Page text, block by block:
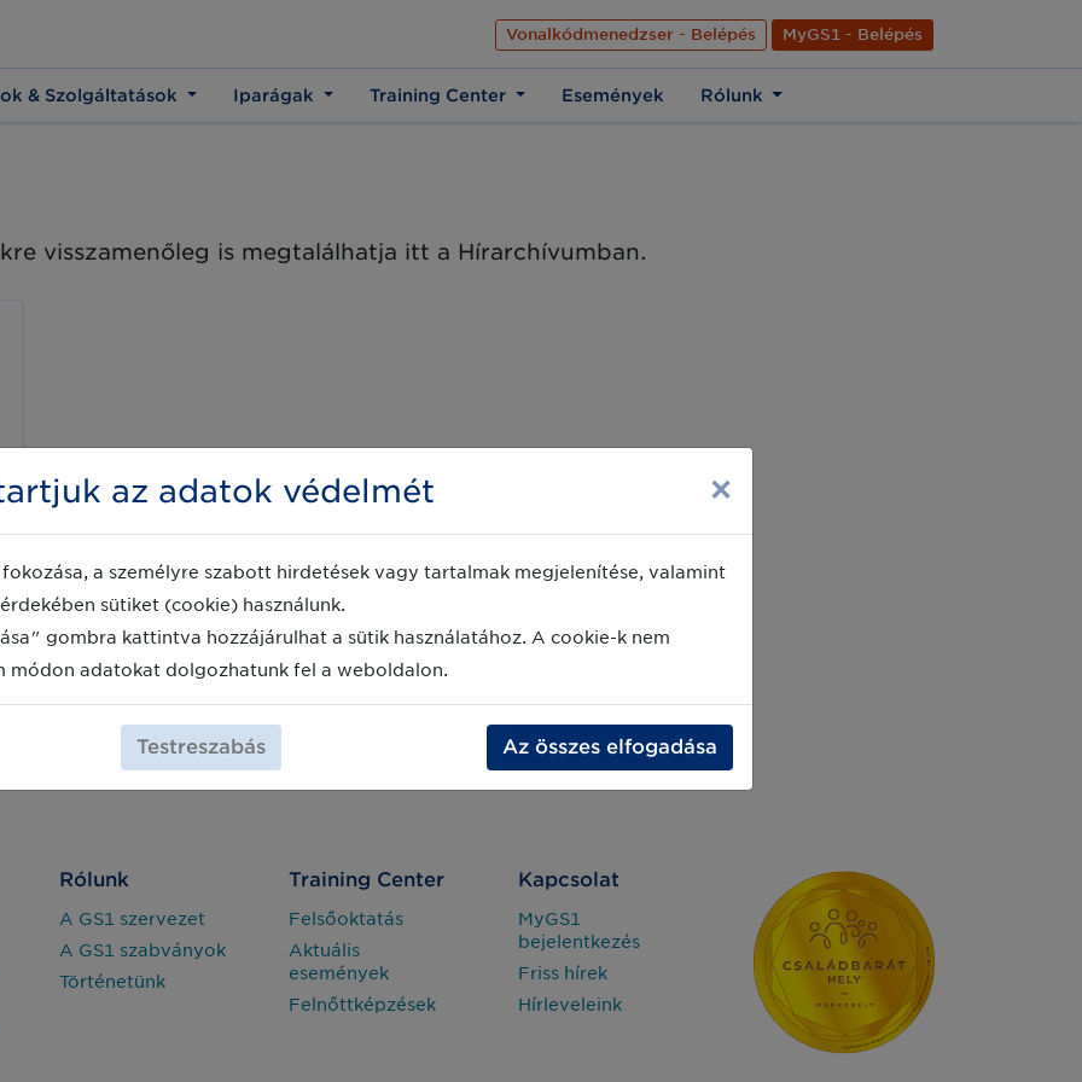
Az üzleti élet közös nyelve Hírek Kapcsolat Rólunk
EN
Vonalkódmenedzser - Belépés
MyGS1 - Belépés
& Szolgáltatások Iparágak Training Center Események Rólunk
visszamenőleg is megtalálhatja itt a Hírarchívumban.
Rólunk
A GS1 szervezet
A GS1 szabványok
Történetünk
Training Center
Felsőoktatás
Aktuális
események
Felnőttképzések
Kapcsolat
MyGS1
bejelentkezés
Friss hírek
Hírleveleink
az adatok védelmét ×
a személyre szabott hirdetések vagy tartalmak megjelenítése, valamint
sütiket (cookie) használunk.
gombra kattintva hozzájárulhat a sütik használatához. A cookie-k nem
módon adatokat dolgozhatunk fel a weboldalon.
Testreszabás Az összes elfogadása